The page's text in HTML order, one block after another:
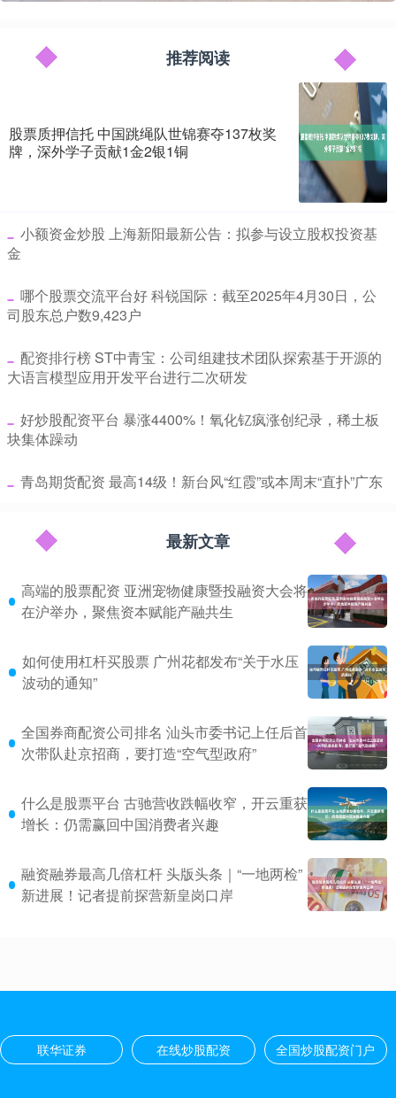
推荐阅读
股票质押信托 中国跳绳队世锦赛夺137枚奖
牌，深外学子贡献1金2银1铜
​小额资金炒股 上海新阳最新公告：拟参与设立股权投资基
金
​哪个股票交流平台好 科锐国际：截至2025年4月30日，公
司股东总户数9,423户
​配资排行榜 ST中青宝：公司组建技术团队探索基于开源的
大语言模型应用开发平台进行二次研发
​好炒股配资平台 暴涨4400%！氧化钇疯涨创纪录，稀土板
块集体躁动
​青岛期货配资 最高14级！新台风“红霞”或本周末“直扑”广东
最新文章
高端的股票配资 亚洲宠物健康暨投融资大会将
在沪举办，聚焦资本赋能产融共生
如何使用杠杆买股票 广州花都发布“关于水压
波动的通知”
全国券商配资公司排名 汕头市委书记上任后首
次带队赴京招商，要打造“空气型政府”
什么是股票平台 古驰营收跌幅收窄，开云重获
增长：仍需赢回中国消费者兴趣
融资融券最高几倍杠杆 头版头条｜“一地两检”
新进展！记者提前探营新皇岗口岸
联华证券 在线炒股配资 全国炒股配资门户